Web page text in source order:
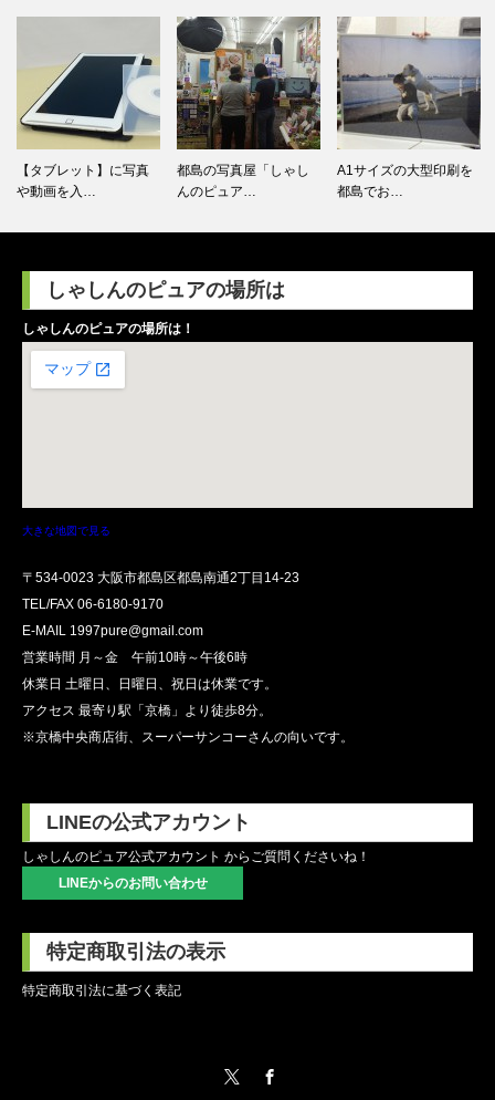
都島の写真屋「しゃし
んのピュア…
A1サイズの大型印刷を
都島でお…
デジカメのデータ保存
方法につい…
しゃしんのピュアの場所は
しゃしんのピュアの場所は！
大きな地図で見る
〒534-0023 大阪市都島区都島南通2丁目14-23
TEL/FAX 06-6180-9170
E-MAIL 1997pure@gmail.com
営業時間 月～金 午前10時～午後6時
休業日 土曜日、日曜日、祝日は休業です。
アクセス 最寄り駅「京橋」より徒歩8分。
※京橋中央商店街、スーパーサンコーさんの向いです。
LINEの公式アカウント
しゃしんのピュア公式アカウント からご質問くださいね！
LINEからのお問い合わせ
特定商取引法の表示
特定商取引法に基づく表記